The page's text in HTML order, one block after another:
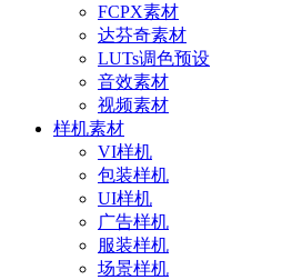
FCPX素材
达芬奇素材
LUTs调色预设
音效素材
视频素材
样机素材
VI样机
包装样机
UI样机
广告样机
服装样机
场景样机